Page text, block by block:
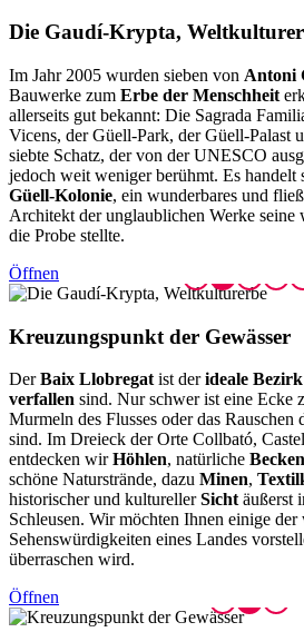
Die Gaudí-Krypta,
Im Jahr 2005 wurden sieben von Antoni
Bauwerke zum Erbe der Menschheit
allerseits gut bekannt: Die Sagrada
Vicens, der Güell-Park, der Güell-Palast
siebte Schatz, der von der UNESCO
jedoch weit weniger berühmt. Es handelt
Güell-Kolonie, ein wunderbares und
Architekt der unglaublichen Werke seine
die Probe stellte.
Öffnen
Kreuzungspunkt der Gewässer
DerBaix Llobregat ist derideale Bezirk
verfallen sind. Nur schwer ist eine Ecke
Murmeln des Flusses oder das Rauschen
sind. Im Dreieck der Orte Collbató,
entdecken wirHöhlen, natürliche Becken
schöne Naturstrände, dazu Minen,
historischer und kulturellerSicht äußerst
Schleusen. Wir möchten Ihnen einige der
Sehenswürdigkeiten eines Landes
überraschen wird.
Öffnen